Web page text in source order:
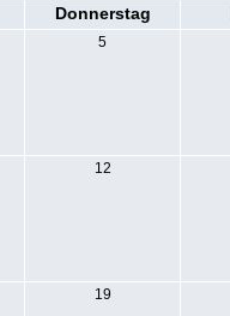
Donnerstag
5
12
19